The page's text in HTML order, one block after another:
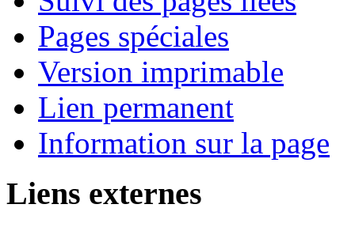
Pages spéciales
Version imprimable
Lien permanent
Information sur la page
Liens externes